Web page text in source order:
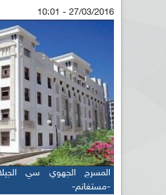
27/03/2016 - 10:01
المسرج الجهوي سي
-مستغانم-